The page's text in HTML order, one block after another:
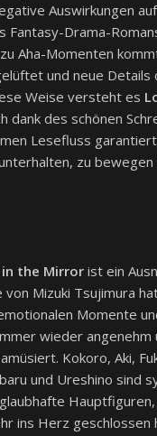
Auswirkungen
Fantasy-Drama-
Aha-Momenten
und neue
Weise versteht es
dank des schönen
Lesefluss
zu bewegen
the Mirrorist ein
von Mizuki Tsujimura
Momente
wieder angenehm
Kokoro, Aki,
und Ureshino sind
ins Herz geschlossen